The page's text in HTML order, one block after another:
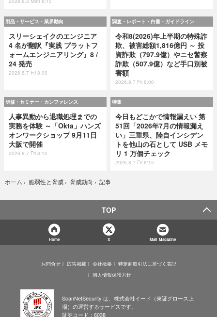
製品・サービス・業界動向
スリーシェイクのエンジニア
4 名が翻訳『実践 プラットフ
ォームエンジニアリング』8 /
24 発売
2026.8.7 Fri 8:00
調査・レポート・白書・ガイドライン
令和8(2026)年上半期の特殊詐
欺、被害総額1,816億円 ～ 投
資詐欺（797.9億）やニセ警察
詐欺（507.9億）など手口別被
害額
2026.8.7 Fri 8:00
研修・セミナー・カンファレンス
人事異動から退職処理までの
実務を体験 ～「Okta」ハンズ
オンワークショップ 9月11日
大阪で開催
2026.8.7 Fri 8:10
特集
今日もどこかで情報漏えい 第
51回「2026年7月の情報漏え
い」三重県、陸自インシデン
トを他山の石として USB メモ
リ 1 万個チェック
2026.8.7 Fri 8:15
ホーム › 脆弱性と脅威 › 脅威動向 › 記事
TOP
Home X Mail Magazine
お問合せ 広告掲載 会社概要
特定商取引法に基づく表記
個人情報保護方針
ScanNetSecurity は、株式会社イード（東証グロース上
場）の運営するサービスです。
証券コード：6038